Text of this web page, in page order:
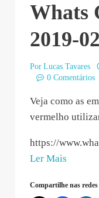
Whats
2019-
Por Lucas Tavares
0 Comentários
Veja como as
vermelho
https://
Ler Mais
–
Compartilhe nas redes